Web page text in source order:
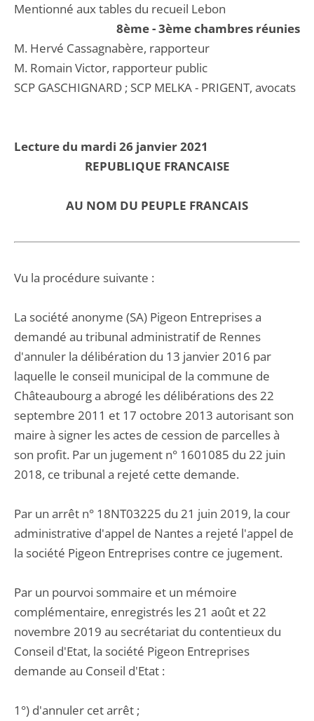
Mentionné aux tables du recueil Lebon
8ème - 3ème chambres réunies
M. Hervé Cassagnabère, rapporteur
M. Romain Victor, rapporteur public
SCP GASCHIGNARD ; SCP MELKA - PRIGENT, avocats
Lecture du mardi 26 janvier 2021
REPUBLIQUE FRANCAISE
AU NOM DU PEUPLE FRANCAIS
Vu la procédure suivante :
La société anonyme (SA) Pigeon Entreprises a
demandé au tribunal administratif de Rennes
d'annuler la délibération du 13 janvier 2016 par
laquelle le conseil municipal de la commune de
Châteaubourg a abrogé les délibérations des 22
septembre 2011 et 17 octobre 2013 autorisant son
maire à signer les actes de cession de parcelles à
son profit. Par un jugement n° 1601085 du 22 juin
2018, ce tribunal a rejeté cette demande.
Par un arrêt n° 18NT03225 du 21 juin 2019, la cour
administrative d'appel de Nantes a rejeté l'appel de
la société Pigeon Entreprises contre ce jugement.
Par un pourvoi sommaire et un mémoire
complémentaire, enregistrés les 21 août et 22
novembre 2019 au secrétariat du contentieux du
Conseil d'Etat, la société Pigeon Entreprises
demande au Conseil d'Etat :
1°) d'annuler cet arrêt ;